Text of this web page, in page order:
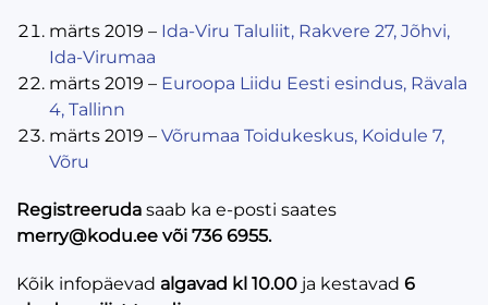
märts 2019 – Ida-Viru Taluliit, Rakvere 27, Jõhvi,
Ida-Virumaa
märts 2019 – Euroopa Liidu Eesti esindus, Rävala
4, Tallinn
märts 2019 – Võrumaa Toidukeskus, Koidule 7,
Võru
Registreeruda saab ka e-posti saates
merry@kodu.ee või 736 6955.
Kõik infopäevad algavad kl 10.00 ja kestavad 6